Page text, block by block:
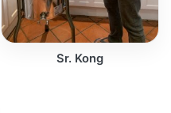
Sr. Kong